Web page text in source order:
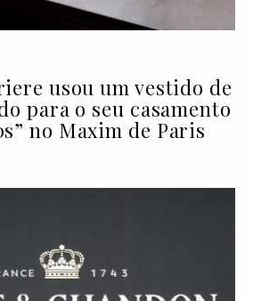
usou um vestido de
para o seu casamento
no Maxim de Paris